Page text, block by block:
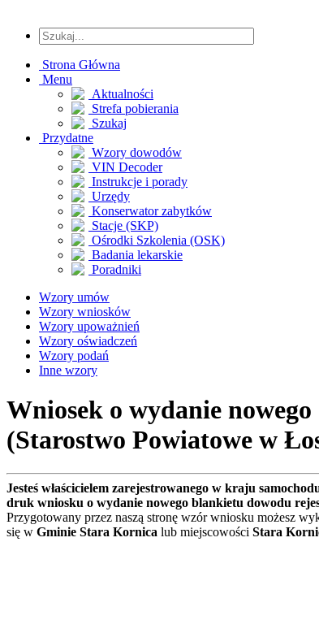
Strona Główna
Menu
Aktualności
Strefa pobierania
Szukaj
Przydatne
Wzory dowodów
VIN Decoder
Instrukcje i porady
Urzędy
Konserwator zabytków
Stacje (SKP)
Ośrodki Szkolenia (OSK)
Badania lekarskie
Poradniki
Wzory umów
Wzory wniosków
Wzory upoważnień
Wzory oświadczeń
Wzory podań
Inne wzory
Wniosek o wydanie
(Starostwo Powiatowe w
Jesteś właścicielem zarejestrowanego w kraju
druk wniosku o wydanie nowego blankietu dowodu
Przygotowany przez naszą stronę wzór wniosku możesz
się w Gminie Stara Kornica lub miejscowości Stara